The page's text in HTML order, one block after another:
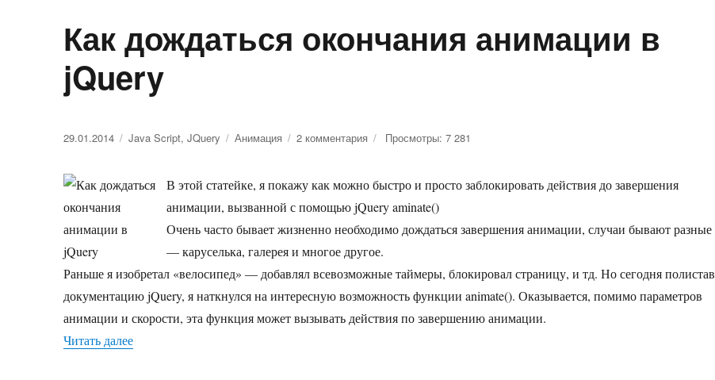
Как дождаться окончания анимации в
jQuery
Опубликовано
29.01.2014 Рубрики
Java Script,JQuery Метки
Анимация 2 комментария
дождаться
окончания
в
jQuery
Просмотры: 7 281
В этой статейке, я покажу как можно быстро и просто заблокировать действия до завершения
анимации, вызванной с помощью jQuery aminate()
Очень часто бывает жизненно необходимо дождаться завершения анимации, случаи бывают разные
— каруселька, галерея и многое другое.
Раньше я изобретал «велосипед» — добавлял всевозможные таймеры, блокировал страницу, и тд. Но сегодня полистав
документацию jQuery, я наткнулся на интересную возможность функции animate(). Оказывается, помимо параметров
анимации и скорости, эта функция может вызывать действия по завершению анимации.
Читать далее